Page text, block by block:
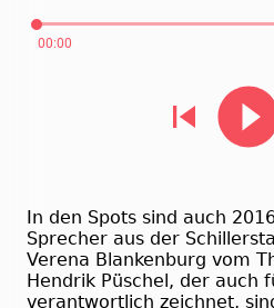
00:00
In den Spots sind auch
Sprecher aus der
Verena Blankenburg vom
Hendrik Püschel, der auch
verantwortlich zeichnet,